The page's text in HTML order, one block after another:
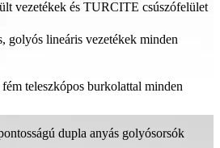
vezetékek és TURCITE csúszófelület
golyós lineáris vezetékek minden
teleszkópos burkolattal minden
dupla anyás golyósorsók